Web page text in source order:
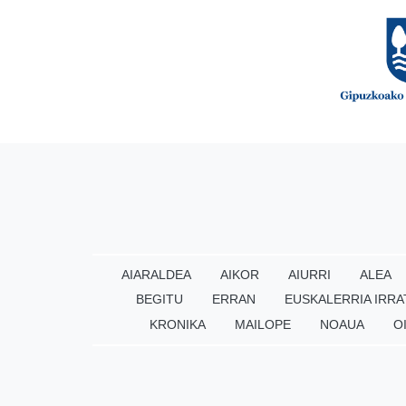
AIARALDEA AIKOR AIURRI ALEA
BEGITU
ERRAN EUSKALERRIA
KRONIKA
MAILOPE NOAUA